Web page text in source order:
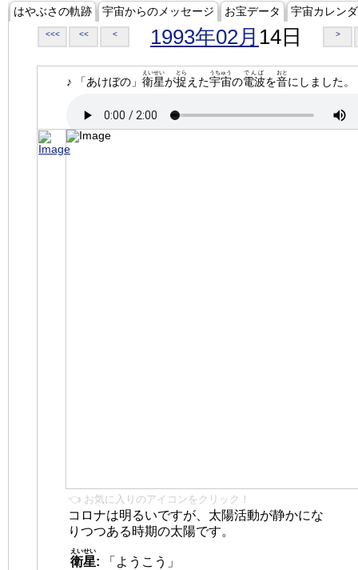
はやぶさの軌跡 宇宙からのメッセージ お宝データ 宇宙カレン
<<< << < 1993年02月 14日 >
♪ 「あけぼの」 衛星
えいせい
が捉
とら
えた宇宙
うちゅう
の電波
でんぱ
を音
おと
にしました。
👈 お気に入りのアイコンをクリック！
コロナは明るいですが、太陽活動が静かにな
りつつある時期の太陽です。
衛星
えいせい
:
「ようこう」